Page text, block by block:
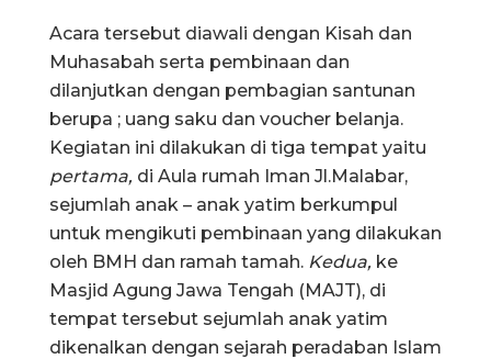
Acara tersebut diawali dengan Kisah dan
Muhasabah serta pembinaan dan
dilanjutkan dengan pembagian santunan
berupa ; uang saku dan voucher belanja.
Kegiatan ini dilakukan di tiga tempat yaitu
pertama, di Aula rumah Iman Jl.Malabar,
sejumlah anak – anak yatim berkumpul
untuk mengikuti pembinaan yang dilakukan
oleh BMH dan ramah tamah. Kedua, ke
Masjid Agung Jawa Tengah (MAJT), di
tempat tersebut sejumlah anak yatim
dikenalkan dengan sejarah peradaban Islam